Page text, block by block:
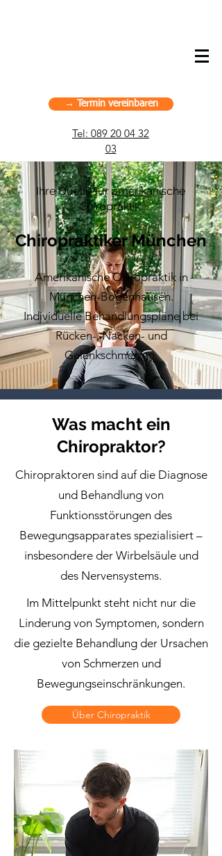
→ Termin vereinbaren
Tel: 089 20 04 32
03
Ihre Quelle für amerikanische
Chiropraktik.
Chiropraktiker München
Amerikanische Chiropraktik in
München-Bogenhausen.
Individuelle Behandlungspläne bei
Rücken-, Nacken- und
Gelenkschmerzen.
Was macht ein
Chiropraktor?
Chiropraktoren sind auf die Diagnose
und Behandlung von
Funktionsstörungen des
Bewegungsapparates spezialisiert –
insbesondere der Wirbelsäule und
des Nervensystems.
Im Mittelpunkt steht nicht nur die
Linderung von Symptomen, sondern
die gezielte Behandlung der Ursachen
von Schmerzen und
Bewegungseinschränkungen.
Über Chiropraktik